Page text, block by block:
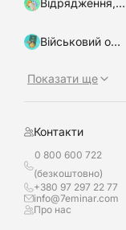
Відрядження, підзвітні кошти
Військовий облік, бронювання
Показати ще
Контакти
0 800 600 722
(безкоштовно)
+380 97 297 22 77
info@7eminar.com
Про нас